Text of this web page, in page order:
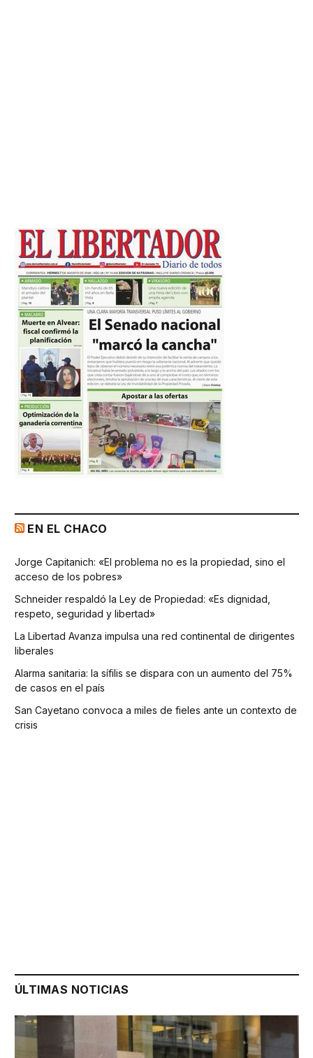
EN EL CHACO
Jorge Capitanich: «El problema no es la propiedad, sino el
acceso de los pobres»
Schneider respaldó la Ley de Propiedad: «Es dignidad,
respeto, seguridad y libertad»
La Libertad Avanza impulsa una red continental de dirigentes
liberales
Alarma sanitaria: la sífilis se dispara con un aumento del 75%
de casos en el país
San Cayetano convoca a miles de fieles ante un contexto de
crisis
ÚLTIMAS NOTICIAS